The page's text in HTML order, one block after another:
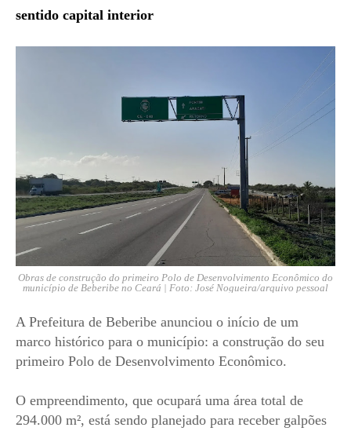
sentido capital interior
Obras de construção do primeiro Polo de Desenvolvimento Econômico do
município de Beberibe no Ceará | Foto: José Nogueira/arquivo pessoal
A Prefeitura de Beberibe anunciou o início de um
marco histórico para o município: a construção do seu
primeiro Polo de Desenvolvimento Econômico.
O empreendimento, que ocupará uma área total de
294.000 m², está sendo planejado para receber galpões